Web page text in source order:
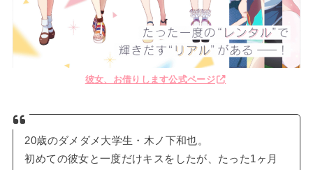
彼女、お借りします公式ページ
20歳のダメダメ大学生・木ノ下和也。
初めての彼女と一度だけキスをしたが、たった1ヶ月